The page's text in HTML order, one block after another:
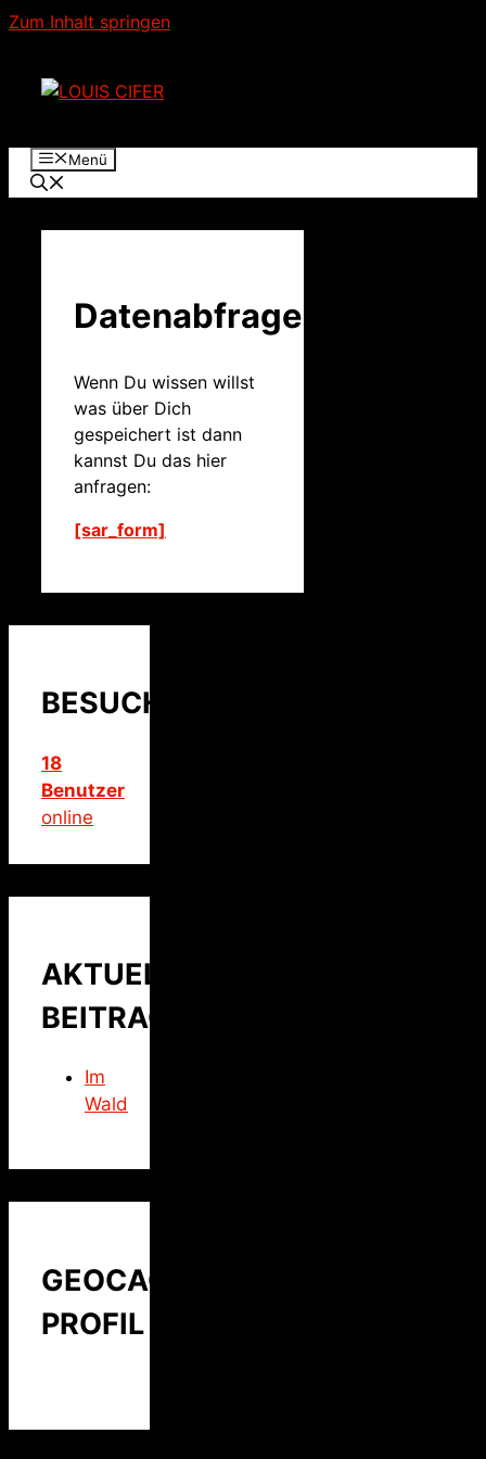
Zum Inhalt springen
Menü
Datenabfrage
Wenn Du wissen willst
was über Dich
gespeichert ist dann
kannst Du das hier
anfragen:
[sar_form]
BESUCHER
18
Benutzer
online
AKTUELLER
BEITRAG
Im
Wald
GEOCACHING
PROFIL